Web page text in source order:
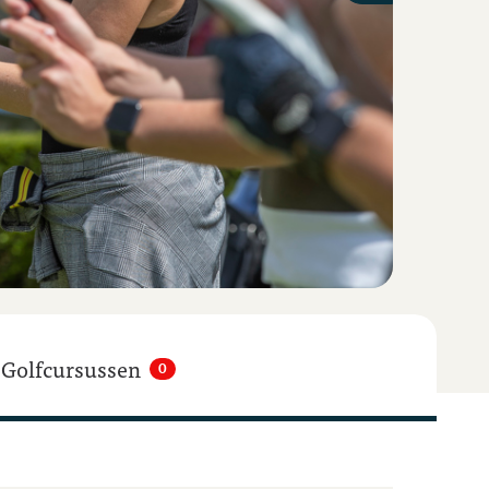
Golfcursussen 0